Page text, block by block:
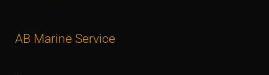
AB Marine Service